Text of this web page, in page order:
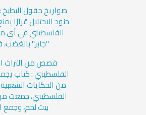
صواريخ حقول البطيخ
جنود الاحتلال قرارًا
الفلسطيني في أي
"جابر" بالغضب،
قصص من التراث
الفلسطيني : كتاب
من الحكايات
الفلسطيني، جمعت
بيت لحم، وجمع